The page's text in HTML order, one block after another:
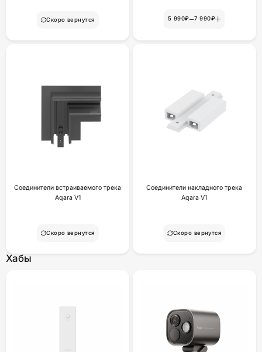
Скоро вернутся 5 990₽–7 990₽
Соединители встраиваемого трека
Aqara V1
Скоро вернутся
Соединители накладного трека
Aqara V1
Скоро вернутся
Хабы